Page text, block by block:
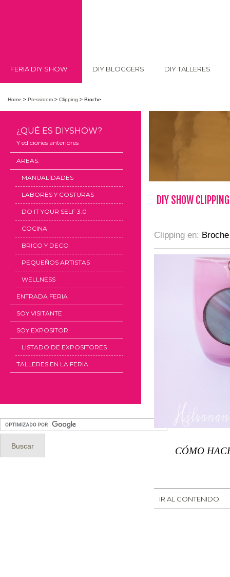
FERIA DIY SHOW DIY BLOGGERS DIY TALLERES
Home > Pressroom > Clipping > Broche
¿QUÉ ES DIYSHOW?
Y ediciones anteriores
AREAS:
MANUALIDADES
LABORES Y COSTURAS
DO IT YOUR SELF 3.0
COCINA
BRICO Y DECO
PEQUEÑOS ARTISTAS
WELLNESS
ENTRADA FERIA
SOY VISITANTE
SOY EXPOSITOR
LISTADO DE EXPOSITORES
TALLERES EN LA FERIA
DIY SHOW CLIPPING
Clipping en: Broche
CÓMO
IR AL CONTENIDO